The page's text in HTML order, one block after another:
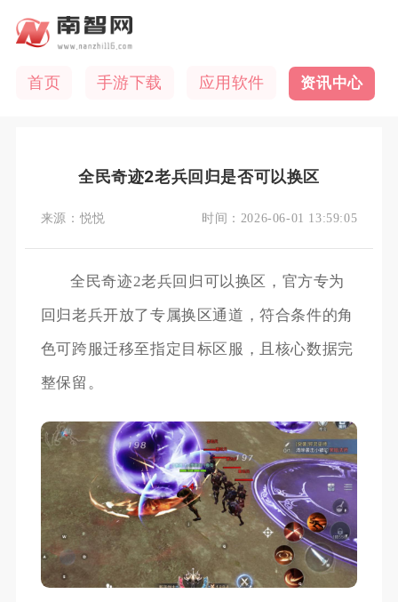
首页 手游下载 应用软件 资讯中心
全民奇迹2老兵回归是否可以换区
来源：悦悦 时间： 2026-06-01 13:59:05
全民奇迹2老兵回归可以换区，官方专为
回归老兵开放了专属换区通道，符合条件的角
色可跨服迁移至指定目标区服，且核心数据完
整保留。